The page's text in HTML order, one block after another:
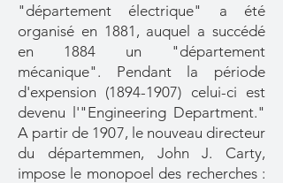
"département électrique" a été
organisé en 1881, auquel a succédé
en 1884 un "département
mécanique". Pendant la période
d'expension (1894-1907) celui-ci est
devenu l'"Engineering Department."
A partir de 1907, le nouveau directeur
du départemmen, John J. Carty,
impose le monopoel des recherches :